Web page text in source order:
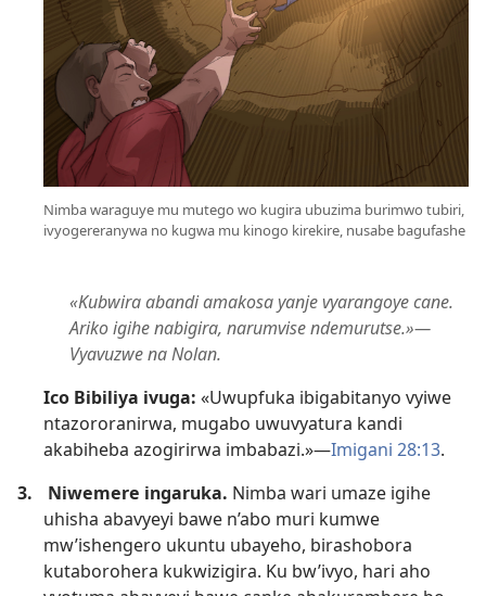
Nimba waraguye mu mutego wo kugira ubuzima burimwo tubiri,
ivyogereranywa no kugwa mu kinogo kirekire, nusabe bagufashe
«Kubwira abandi amakosa yanje vyarangoye cane.
Ariko igihe nabigira, narumvise ndemurutse.»​—
Vyavuzwe na Nolan.
Ico Bibiliya ivuga: «Uwupfuka ibigabitanyo vyiwe
ntazororanirwa, mugabo uwuvyatura kandi
akabiheba azogirirwa imbabazi.»​—Imigani 28:13.
3.
Niwemere ingaruka. Nimba wari umaze igihe
uhisha abavyeyi bawe n’abo muri kumwe
mw’ishengero ukuntu ubayeho, birashobora
kutaborohera kukwizigira. Ku bw’ivyo, hari aho